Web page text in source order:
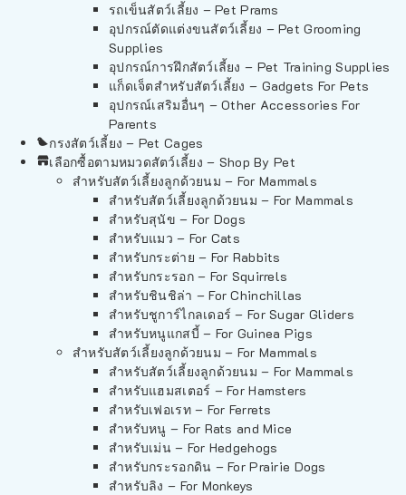
รถเข็นสัตว์เลี้ยง – Pet Prams
อุปกรณ์ตัดแต่งขนสัตว์เลี้ยง – Pet Grooming
Supplies
อุปกรณ์การฝึกสัตว์เลี้ยง – Pet Training Supplies
แก็ดเจ็ตสำหรับสัตว์เลี้ยง – Gadgets For Pets
อุปกรณ์เสริมอื่นๆ – Other Accessories For
Parents
กรงสัตว์เลี้ยง – Pet Cages
เลือกซื้อตามหมวดสัตว์เลี้ยง – Shop By Pet
สำหรับสัตว์เลี้ยงลูกด้วยนม – For Mammals
สำหรับสัตว์เลี้ยงลูกด้วยนม – For Mammals
สำหรับสุนัข – For Dogs
สำหรับแมว – For Cats
สำหรับกระต่าย – For Rabbits
สำหรับกระรอก – For Squirrels
สำหรับชินชิล่า – For Chinchillas
สำหรับชูการ์ไกลเดอร์ – For Sugar Gliders
สำหรับหนูแกสบี้ – For Guinea Pigs
สำหรับสัตว์เลี้ยงลูกด้วยนม – For Mammals
สำหรับสัตว์เลี้ยงลูกด้วยนม – For Mammals
สำหรับแฮมสเตอร์ – For Hamsters
สำหรับเฟอเรท – For Ferrets
สำหรับหนู – For Rats and Mice
สำหรับเม่น – For Hedgehogs
สำหรับกระรอกดิน – For Prairie Dogs
สำหรับลิง – For Monkeys